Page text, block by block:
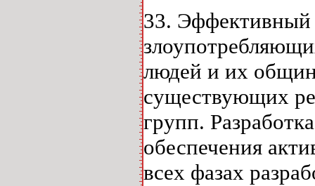
33. Эффективный
людей и их
существующих
групп.
обеспечения
всех фазах